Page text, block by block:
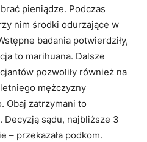
pieniądze. Podczas
nim środki odurzające w
badania potwierdziły,
to marihuana. Dalsze
pozwoliły również na
mężczyzny
Obaj zatrzymani to
Decyzją sądu, najbliższe 3
– przekazała podkom.